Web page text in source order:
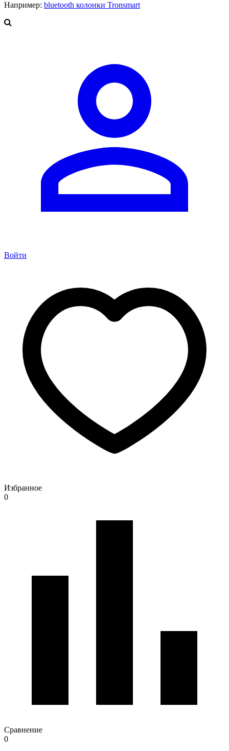
Например: bluetooth колонки Tronsmart
Войти
Избранное
0
Сравнение
0